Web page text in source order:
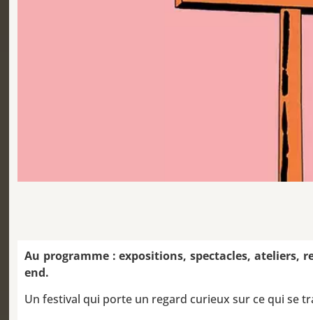
Au programme : expositions, spectacles, ateliers,
end.
Un festival qui porte un regard curieux sur ce qui se